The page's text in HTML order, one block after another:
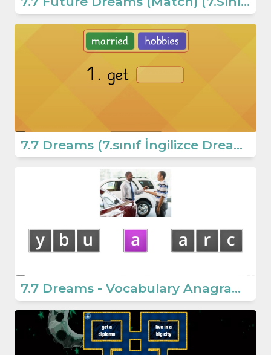
7.7 Dreams (7.sınıf İngilizce Dreams)
7.7 Dreams - Vocabulary Anagram Game